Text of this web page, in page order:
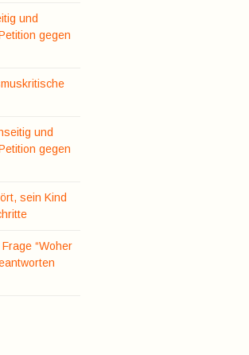
und
gegen
und
gegen
sein Kind
“Woher